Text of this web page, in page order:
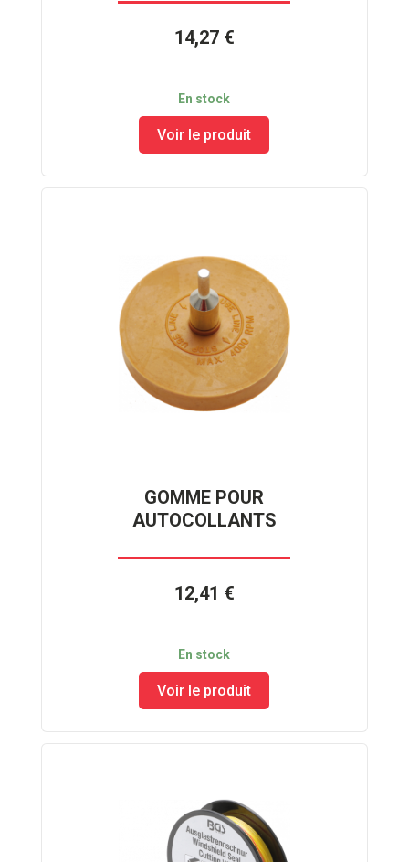
14,27 €
En stock
Voir le produit
GOMME POUR
AUTOCOLLANTS
12,41 €
En stock
Voir le produit